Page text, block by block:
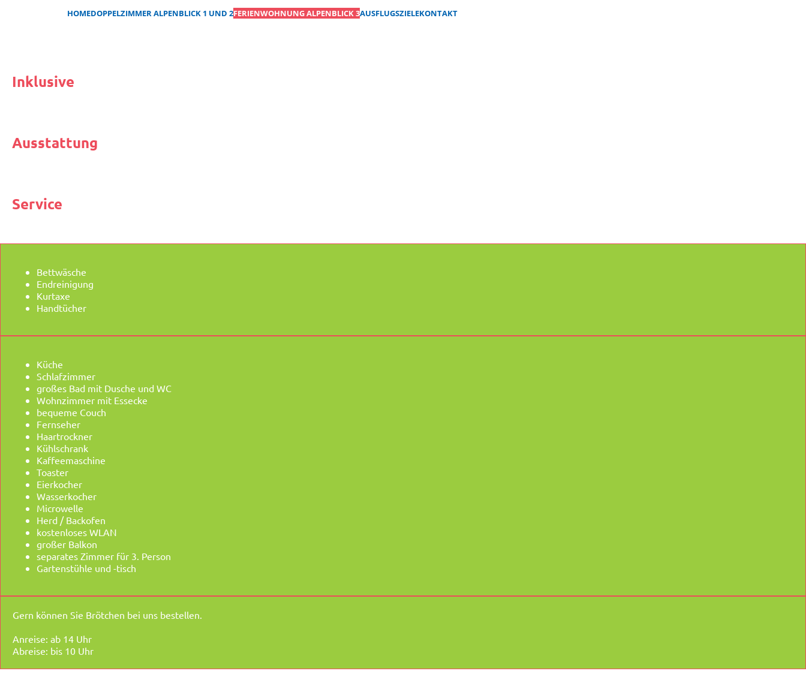
HOMEDOPPELZIMMER ALPENBLICK 1 UND 2FERIENWOHNUNG ALPENBLICK 3AUSFLUGSZIELEKONTAKT
Inklusive
Ausstattung
Service
Bettwäsche
Endreinigung
Kurtaxe
Handtücher
Küche
Schlafzimmer
großes Bad mit Dusche und WC
Wohnzimmer mit Essecke
bequeme Couch
Fernseher
Haartrockner
Kühlschrank
Kaffeemaschine
Toaster
Eierkocher
Wasserkocher
Microwelle
Herd / Backofen
kostenloses WLAN
großer Balkon
separates Zimmer für 3. Person
Gartenstühle und -tisch
Gern können Sie Brötchen bei uns bestellen.
Anreise: ab 14 Uhr
Abreise: bis 10 Uhr